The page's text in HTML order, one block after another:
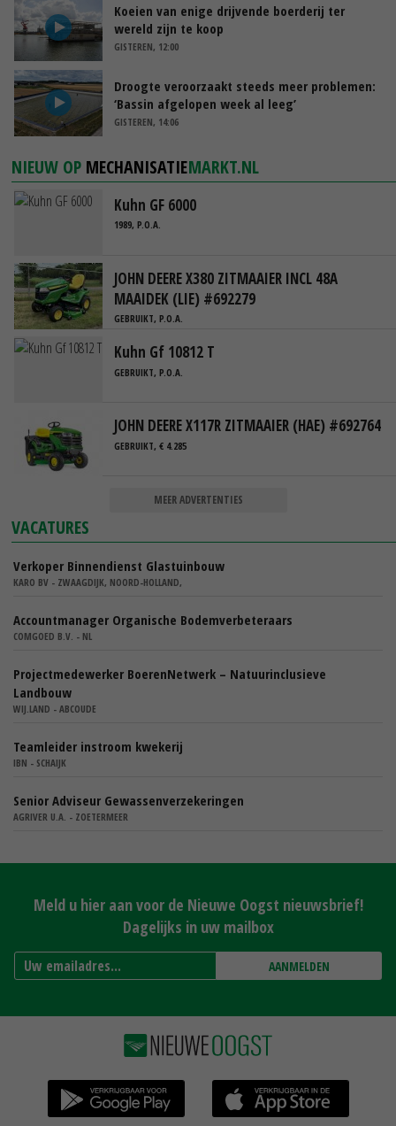
Koeien van enige drijvende boerderij ter
wereld zijn te koop
GISTEREN, 12:00
Droogte veroorzaakt steeds meer problemen:
‘Bassin afgelopen week al leeg’
GISTEREN, 14:06
NIEUW OP MECHANISATIEMARKT.NL
Kuhn GF 6000
1989, P.O.A.
JOHN DEERE X380 ZITMAAIER INCL 48A
MAAIDEK (LIE) #692279
GEBRUIKT, P.O.A.
Kuhn Gf 10812 T
GEBRUIKT, P.O.A.
JOHN DEERE X117R ZITMAAIER (HAE) #692764
GEBRUIKT, € 4.285
MEER ADVERTENTIES
VACATURES
Verkoper Binnendienst Glastuinbouw
KARO BV - ZWAAGDIJK, NOORD-HOLLAND,
Accountmanager Organische Bodemverbeteraars
COMGOED B.V. - NL
Projectmedewerker BoerenNetwerk – Natuurinclusieve
Landbouw
WIJ.LAND - ABCOUDE
Teamleider instroom kwekerij
IBN - SCHAIJK
Senior Adviseur Gewassenverzekeringen
AGRIVER U.A. - ZOETERMEER
Meld u hier aan voor de Nieuwe Oogst nieuwsbrief!
Dagelijks in uw mailbox
AANMELDEN